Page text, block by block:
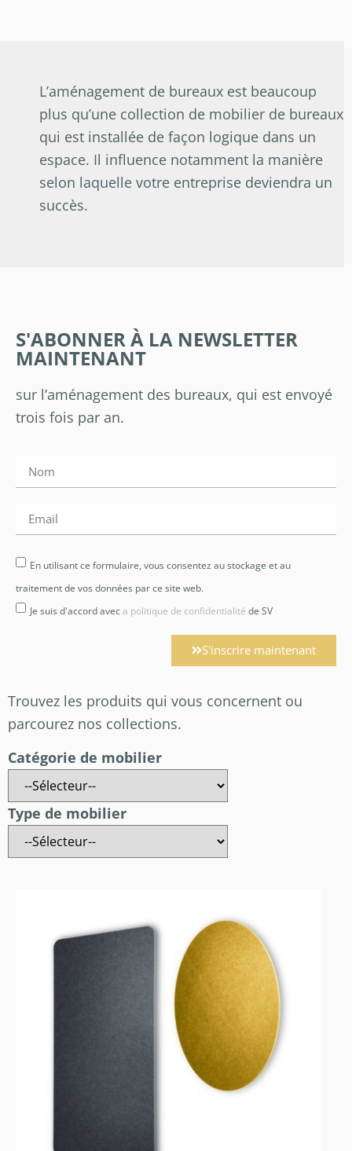
L’aménagement de bureaux est beaucoup
plus qu’une collection de mobilier de bureaux
qui est installée de façon logique dans un
espace. Il influence notamment la manière
selon laquelle votre entreprise deviendra un
succès.
S'ABONNER À LA NEWSLETTER
MAINTENANT
sur l’aménagement des bureaux, qui est envoyé
trois fois par an.
En utilisant ce formulaire, vous consentez au stockage et au
traitement de vos données par ce site web.
Je suis d'accord aveca politique de confidentialité de SV
S'inscrire maintenant
Trouvez les produits qui vous concernent ou
parcourez nos collections.
Catégorie de mobilier
Type de mobilier